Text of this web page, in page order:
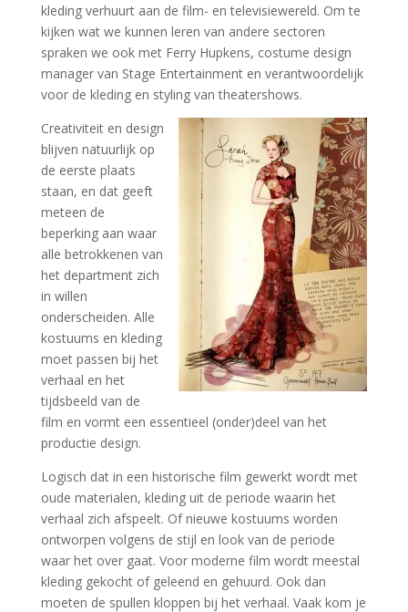
kleding verhuurt aan de film- en televisiewereld. Om te
kijken wat we kunnen leren van andere sectoren
spraken we ook met Ferry Hupkens, costume design
manager van Stage Entertainment en verantwoordelijk
voor de kleding en styling van theatershows.
Creativiteit en design
blijven natuurlijk op
de eerste plaats
staan, en dat geeft
meteen de
beperking aan waar
alle betrokkenen van
het department zich
in willen
onderscheiden. Alle
kostuums en kleding
moet passen bij het
verhaal en het
tijdsbeeld van de
film en vormt een essentieel (onder)deel van het
productie design.
Logisch dat in een historische film gewerkt wordt met
oude materialen, kleding uit de periode waarin het
verhaal zich afspeelt. Of nieuwe kostuums worden
ontworpen volgens de stijl en look van de periode
waar het over gaat. Voor moderne film wordt meestal
kleding gekocht of geleend en gehuurd. Ook dan
moeten de spullen kloppen bij het verhaal. Vaak kom je